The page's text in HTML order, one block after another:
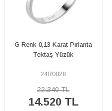
F Renk 1,01 Karat Pırlanta
Tektaş Yüzük HRD
41R0014
%50
İNDİRİM
231.000 TL
115.500 TL